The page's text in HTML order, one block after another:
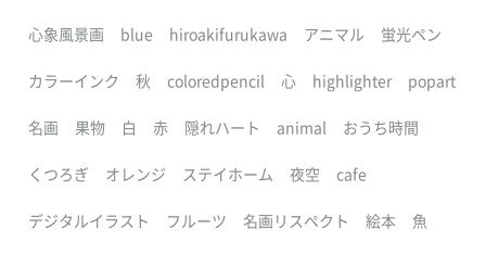
心象風景画 blue hiroakifurukawa アニマル 蛍光ペン
カラーインク 秋 coloredpencil 心 highlighter popart
名画 果物 白 赤 隠れハート animal おうち時間
くつろぎ オレンジ ステイホーム 夜空 cafe
デジタルイラスト フルーツ 名画リスペクト 絵本 魚